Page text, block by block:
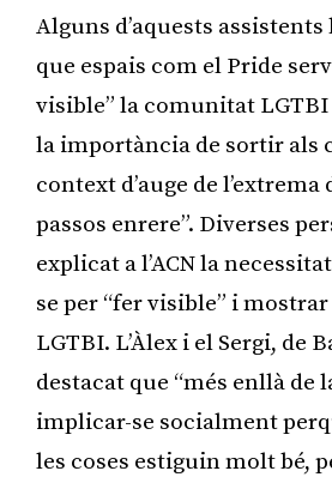
Alguns d’aquests
que espais com el Pride
visible” la comunitat
la importància de sortir als
context d’auge de
passos enrere”. Diverses
explicat a l’ACN la
se per “fer visible” i mostrar
LGTBI. L’Àlex i el Sergi, de
destacat que “més enllà de
implicar-se socialment
les coses estiguin molt bé,